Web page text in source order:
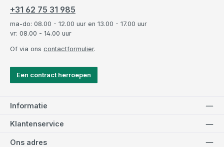
+31 62 75 31 985
ma-do: 08.00 - 12.00 uur en 13.00 - 17.00 uur
vr: 08.00 - 14.00 uur
Of via ons contactformulier.
Een contract herroepen
Informatie
Klantenservice
Ons adres